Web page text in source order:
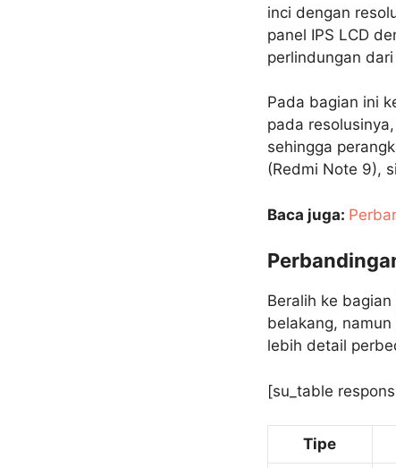
inci dengan
panel IPS LCD
perlindungan
Pada bagian ini
pada
sehingga
(Redmi Note 9),
Baca juga:
Beralih ke
belakang,
lebih detail
[su_table
Tipe